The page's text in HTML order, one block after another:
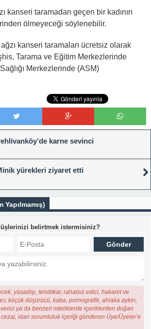
kanseri taramadan geçen bir kadının
ölmeyeceği söylenebilir.
kanseri taramaları ücretsiz olarak
Tarama ve Eğitim Merkezlerinde
Merkezlerinde (ASM)
karne sevinci
yürekleri ziyaret etti
Yapılmamış)
belirtmek istermisiniz?
yasadışı, tehditkar, rahatsız edici, hakaret ve
küçük düşürücü, kaba, pornografik, ahlaka aykırı,
ya da benzeri niteliklerde içeriklerden doğan
idari sorumluluk içeriği gönderen Üye/Üyeler’e